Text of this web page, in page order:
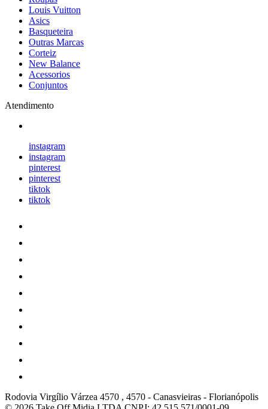
Louis Vuitton
Asics
Basqueteira
Outras Marcas
Corteiz
New Balance
Acessorios
Conjuntos
Atendimento
instagram
instagram
pinterest
pinterest
tiktok
tiktok
Rodovia Virgílio Várzea 4570 , 4570 - Canasvieiras - Florianópolis